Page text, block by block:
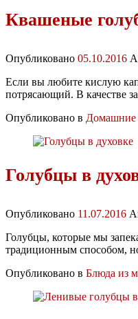
Квашеные
Опубликовано 05.10.2016
Если вы любите кислую
потрясающий. В качестве
Опубликовано в Домашние
Голубцы в
Опубликовано 11.07.2016
Голубцы, которые мы
традиционным способом,
Опубликовано в Блюда из